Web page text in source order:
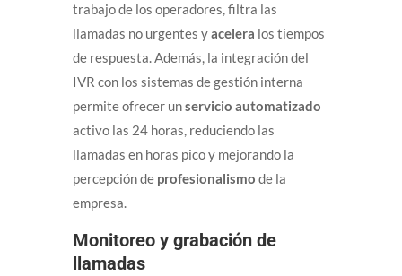
trabajo de los operadores, filtra las
llamadas no urgentes yacelera los tiempos
de respuesta. Además, la integración del
IVR con los sistemas de gestión interna
permite ofrecer unservicio automatizado
activo las 24 horas, reduciendo las
llamadas en horas pico y mejorando la
percepción de profesionalismo de la
empresa.
Monitoreo y grabación de
llamadas